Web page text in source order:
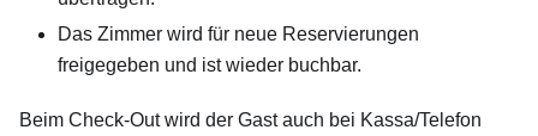
Das Zimmer wird für neue Reservierungen
freigegeben und ist wieder buchbar.
Beim Check-Out wird der Gast auch bei Kassa/Telefon